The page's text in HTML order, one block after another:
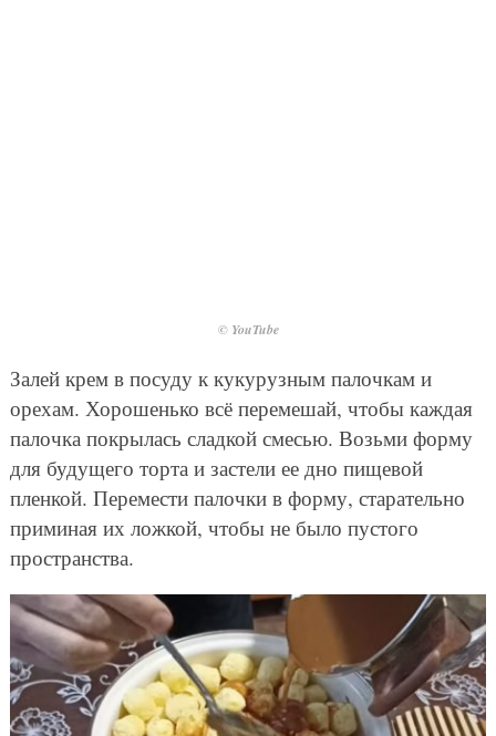
© YouTube
Залей крем в посуду к кукурузным палочкам и
орехам. Хорошенько всё перемешай, чтобы каждая
палочка покрылась сладкой смесью. Возьми форму
для будущего торта и застели ее дно пищевой
пленкой. Перемести палочки в форму, старательно
приминая их ложкой, чтобы не было пустого
пространства.